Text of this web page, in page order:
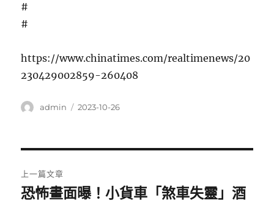
#
#
https://www.chinatimes.com/realtimenews/20
230429002859-260408
作
admin
發
2023-10-26
章
上一篇文章
上
恐怖畫面曝！小貨車「煞車失靈」酒